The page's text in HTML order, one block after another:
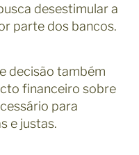
desestimular a
parte dos bancos.
decisão também
financeiro sobre
para
e justas.